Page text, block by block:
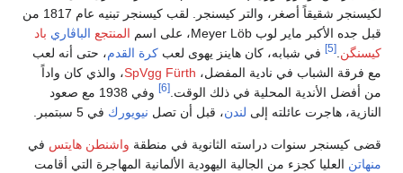
لكيسنجر شقيقاً أصغر، والتر كيسنجر. لقب كيسنجر تبنيه عام 1817 من
قبل جده الأكبر ماير لوب Meyer Löb، على اسم
المنتجع الباڤاري باد
كيسنگن.
[5] في شبابه، كان هاينز يهوى لعب كرة القدم، حتى أنه لعب
مع فرقة الشباب في نادية المفضل، SpVgg Fürth، والذي كان واداً
من أفضل الأندية المحلية في ذلك الوقت.[6]
وفي 1938 مع صعود
النازية، هاجرت عائلته إلى لندن، قبل أن تصل نيويورك في 5 سبتمبر.
قضى كيسنجر سنوات دراسته الثانوية في منطقة واشنطن هايتس في
منهاتن العليا كجزء من الجالية اليهودية الألمانية المهاجرة التي أقامت